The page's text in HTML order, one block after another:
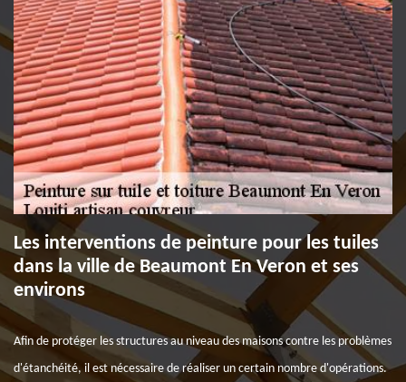
Les interventions de peinture pour les tuiles
dans la ville de Beaumont En Veron et ses
environs
Afin de protéger les structures au niveau des maisons contre les problèmes
d'étanchéité, il est nécessaire de réaliser un certain nombre d'opérations.